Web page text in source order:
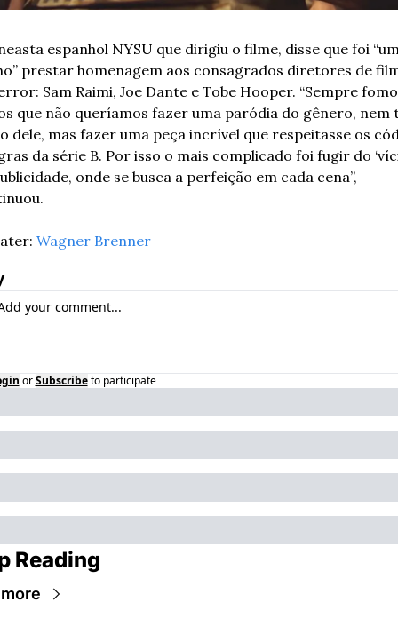
espanhol NYSU que dirigiu o filme, disse que foi
prestar homenagem aos consagrados diretores de
Sam Raimi, Joe Dante e Tobe Hooper. “Sempre
que não queríamos fazer uma paródia do gênero, nem
dele, mas fazer uma peça incrível que respeitasse os
da série B. Por isso o mais complicado foi fugir do
onde se busca a perfeição em cada cena”,
Wagner Brenner
or Subscribe to participate
Reading